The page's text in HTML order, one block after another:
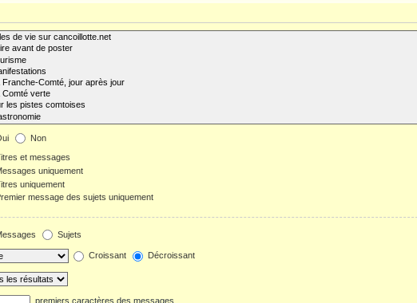
Non
et messages
uniquement
uniquement
message des sujets uniquement
Sujets
Croissant Décroissant
premiers caractères des messages